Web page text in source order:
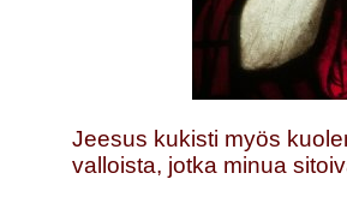
Jeesus kukisti myös
valloista, jotka minua